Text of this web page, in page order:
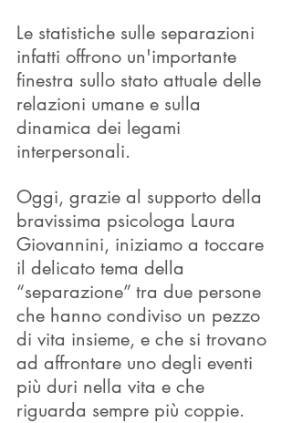
Le statistiche sulle separazioni
infatti offrono un'importante
finestra sullo stato attuale delle
relazioni umane e sulla
dinamica dei legami
interpersonali.
Oggi, grazie al supporto della
bravissima psicologa Laura
Giovannini, iniziamo a toccare
il delicato tema della
“separazione” tra due persone
che hanno condiviso un pezzo
di vita insieme, e che si trovano
ad affrontare uno degli eventi
più duri nella vita e che
riguarda sempre più coppie.